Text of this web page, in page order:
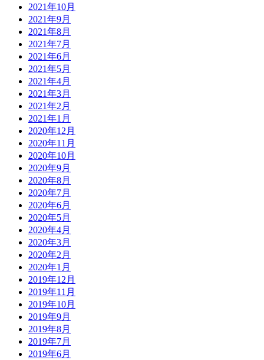
2021年10月
2021年9月
2021年8月
2021年7月
2021年6月
2021年5月
2021年4月
2021年3月
2021年2月
2021年1月
2020年12月
2020年11月
2020年10月
2020年9月
2020年8月
2020年7月
2020年6月
2020年5月
2020年4月
2020年3月
2020年2月
2020年1月
2019年12月
2019年11月
2019年10月
2019年9月
2019年8月
2019年7月
2019年6月